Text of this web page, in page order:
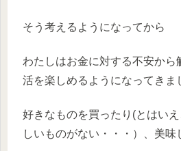
そう考えるようになってから
わたしはお金に対する不安から
活を楽しめるようになってきま
好きなものを買ったり(とはい
しいものがない・・・）、美味